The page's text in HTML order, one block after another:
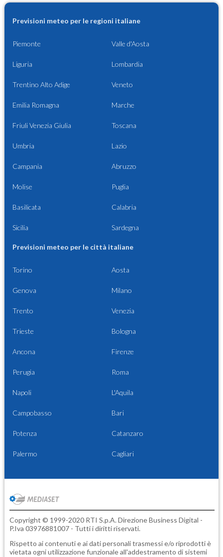
Previsioni meteo per le regioni italiane
Piemonte Valle d'Aosta
Liguria Lombardia
Trentino Alto Adige Veneto
Emilia Romagna Marche
Friuli Venezia Giulia Toscana
Umbria Lazio
Campania Abruzzo
Molise Puglia
Basilicata Calabria
Sicilia Sardegna
Previsioni meteo per le città italiane
Torino Aosta
Genova Milano
Trento Venezia
Trieste Bologna
Ancona Firenze
Perugia Roma
Napoli L'Aquila
Campobasso Bari
Potenza Catanzaro
Palermo Cagliari
Copyright © 1999-2020 RTI S.p.A. Direzione Business Digital -
P.Iva 03976881007 - Tutti i diritti riservati.
Rispetto ai contenuti e ai dati personali trasmessi e/o riprodotti è
vietata ogni utilizzazione funzionale all'addestramento di sistemi